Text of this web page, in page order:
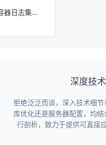
中化管理
深度技
拒绝泛泛而谈，深入技术细
库优化还是服务器配置，均
行剖析，致力于提供可直接